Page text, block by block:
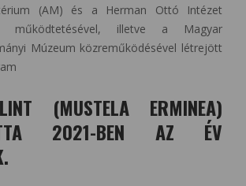
(AM) és a Herman Ottó Intézet
működtetésével, illetve a Magyar
Múzeum közreműködésével létrejött
(MUSTELA ERMINEA)
2021-BEN AZ ÉV